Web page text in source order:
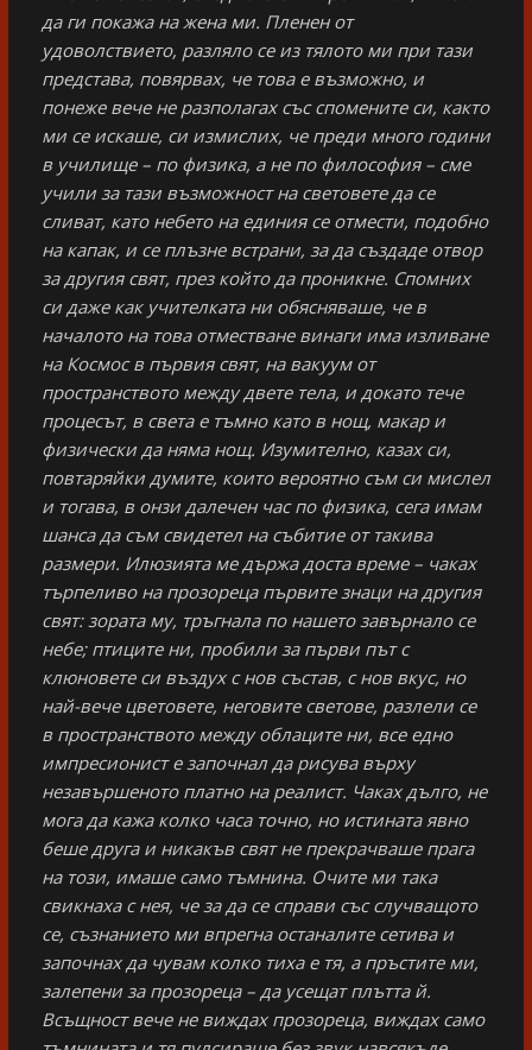
да ги покажа на жена ми. Пленен от
удоволствието, разляло се из тялото ми при тази
представа, повярвах, че това е възможно, и
понеже вече не разполагах със спомените си, както
ми се искаше, си измислих, че преди много години
в училище – по физика, а не по философия – сме
учили за тази възможност на световете да се
сливат, като небето на единия се отмести, подобно
на капак, и се плъзне встрани, за да създаде отвор
за другия свят, през който да проникне. Спомних
си даже как учителката ни обясняваше, че в
началото на това отместване винаги има изливане
на Космос в първия свят, на вакуум от
пространството между двете тела, и докато тече
процесът, в света е тъмно като в нощ, макар и
физически да няма нощ. Изумително, казах си,
повтаряйки думите, които вероятно съм си мислел
и тогава, в онзи далечен час по физика, сега имам
шанса да съм свидетел на събитие от такива
размери. Илюзията ме държа доста време – чаках
търпеливо на прозореца първите знаци на другия
свят: зората му, тръгнала по нашето завърнало се
небе; птиците ни, пробили за първи път с
клюновете си въздух с нов състав, с нов вкус, но
най-вече цветовете, неговите светове, разлели се
в пространството между облаците ни, все едно
импресионист е започнал да рисува върху
незавършеното платно на реалист. Чаках дълго, не
мога да кажа колко часа точно, но истината явно
беше друга и никакъв свят не прекрачваше прага
на този, имаше само тъмнина. Очите ми така
свикнаха с нея, че за да се справи със случващото
се, съзнанието ми впрегна останалите сетива и
започнах да чувам колко тиха е тя, а пръстите ми,
залепени за прозореца – да усещат плътта й.
Всъщност вече не виждах прозореца, виждах само